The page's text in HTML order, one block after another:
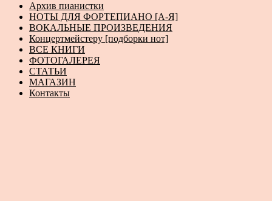
Архив пианистки
НОТЫ ДЛЯ ФОРТЕПИАНО [А-Я]
ВОКАЛЬНЫЕ ПРОИЗВЕДЕНИЯ
Концертмейстеру [подборки нот]
ВСЕ КНИГИ
ФОТОГАЛЕРЕЯ
СТАТЬИ
МАГАЗИН
Контакты